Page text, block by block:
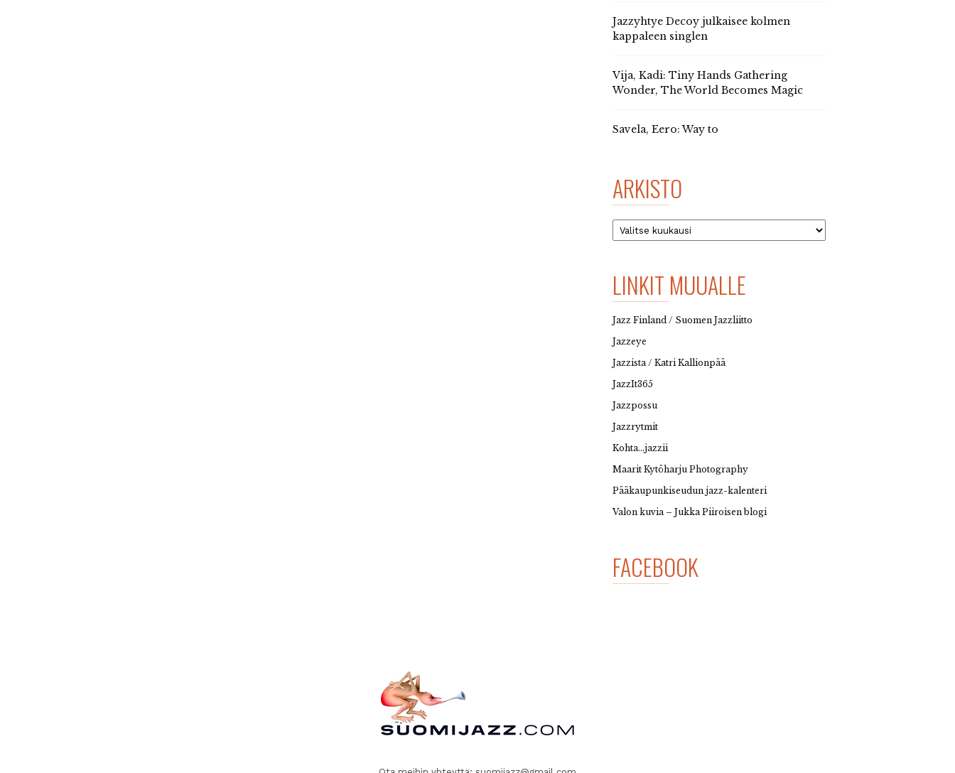
Jazzyhtye Decoy julkaisee kolmen
kappaleen singlen
Vija, Kadi: Tiny Hands Gathering
Wonder, The World Becomes Magic
Savela, Eero: Way to
ARKISTO
Arkisto
LINKIT MUUALLE
Jazz Finland / Suomen Jazzliitto
Jazzeye
Jazzista / Katri Kallionpää
JazzIt365
Jazzpossu
Jazzrytmit
Kohta…jazzii
Maarit Kytöharju Photography
Pääkaupunkiseudun jazz-kalenteri
Valon kuvia – Jukka Piiroisen blogi
FACEBOOK